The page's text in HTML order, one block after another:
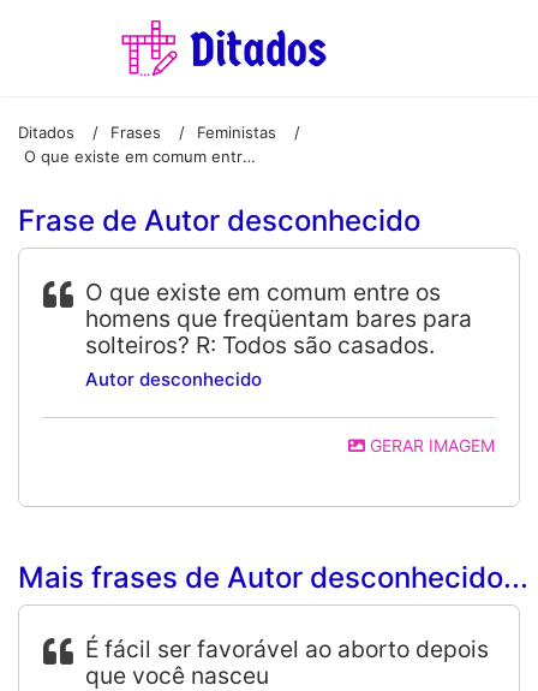
Ditados / Frases / Feministas
/
O que existe em comum entre os homens que freqüentam bares para solteiros? R: Todos são casados.
Frase de Autor desconhecido
O que existe em comum entre os
homens que freqüentam bares para
solteiros? R: Todos são casados.
Autor desconhecido
GERAR IMAGEM
Mais frases de Autor desconhecido...
É fácil ser favorável ao aborto depois
que você nasceu